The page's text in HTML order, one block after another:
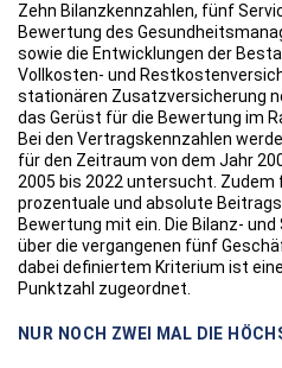
Zehn Bilanzkennzahlen, fünf
Bewertung des
sowie die Entwicklungen der
Vollkosten- und
stationären Zusatzversicherung
das Gerüst für die Bewertung im
Bei den Vertragskennzahlen
für den Zeitraum von dem Jahr
2005 bis 2022 untersucht. Zudem
prozentuale und absolute
Bewertung mit ein. Die Bilanz-
über die vergangenen fünf
dabei definiertem Kriterium ist
Punktzahl zugeordnet.
NUR NOCH ZWEI MAL DIE